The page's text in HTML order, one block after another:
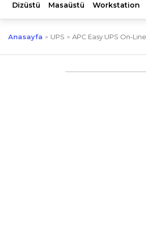
Dizüstü Masaüstü Workstation
Anasayfa UPS APC Easy UPS On-